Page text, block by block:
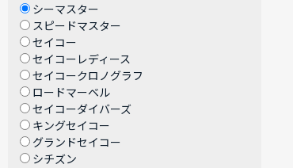
シーマスター
スピードマスター
セイコー
セイコーレディース
セイコークロノグラフ
ロードマーベル
セイコーダイバーズ
キングセイコー
グランドセイコー
シチズン